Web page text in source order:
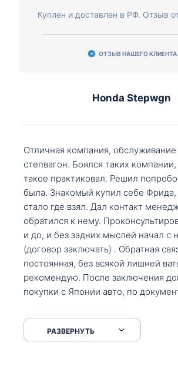
Куплен и доставлен в РФ. Отзыв
ОТЗЫВ НАШЕГО КЛИЕНТА
Honda Stepwgn
Отличная компания,
степвагон. Боялся таких
такое практиковал. Решил
была. Знакомый купил себе Фрида,
стало где взял. Дал контакт
обратился к нему.
и до, и без задних мыслей начал с
(договор заключать) . Обратная
постоянная, без всякой лишней
рекомендую. После заключения
покупки с Японии авто, по
что заполнить, куда зайти, образцы
приехал за авто. Меня тепло
РАЗВЕРНУТЬ